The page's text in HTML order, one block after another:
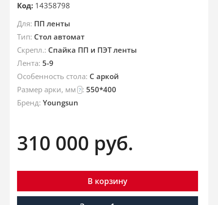
Код: 14358798
Для: ПП ленты
Тип: Стол автомат
Скрепл.: Спайка ПП и ПЭТ ленты
Лента: 5-9
Особенность стола: С аркой
Размер арки, мм ? : 550*400
Брeнд: Youngsun
310 000 руб.
В корзину